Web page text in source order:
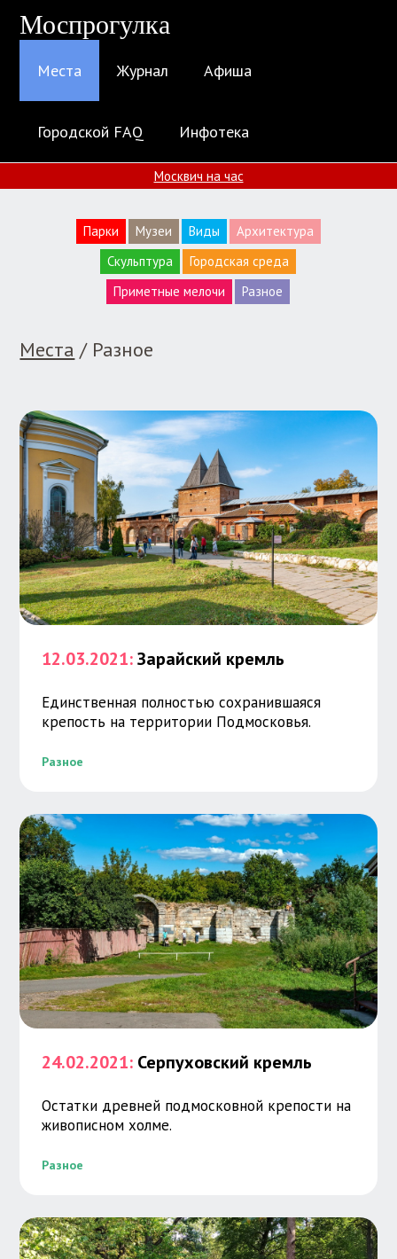
Моспрогулка
Места Журнал Афиша
Городской FAQ Инфотека
Москвич на час
Парки Музеи Виды
Архитектура
Скульптура
Городская среда
Приметные мелочи
Разное
Места / Разное
12.03.2021:Зарайский кремль
Единственная полностью сохранившаяся
крепость на территории Подмосковья.
Разное
24.02.2021: Серпуховский кремль
Остатки древней подмосковной крепости на
живописном холме.
Разное